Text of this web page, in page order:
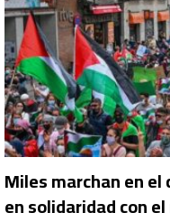
Miles marchan en